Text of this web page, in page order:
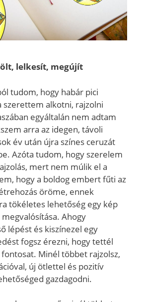
lelkesít, megújít
tudom, hogy habár pici
alkotni, rajzolni
egyáltalán nem adtam
arra az idegen, távoli
év után újra színes ceruzát
Azóta tudom, hogy szerelem
mert nem múlik el a
hogy a boldog embert fűti az
öröme, ennek
tökéletes lehetőség egy kép
Ahogy
lépést és kiszínezel egy
fogsz érezni, hogy tettél
Minél többet rajzolsz,
új ötlettel és pozitív
gazdagodni.